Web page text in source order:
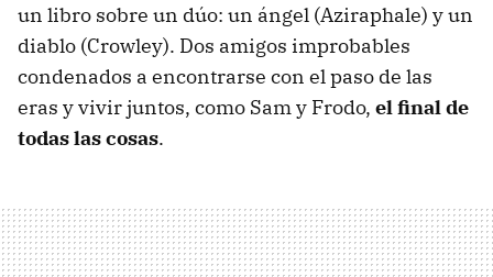
un libro sobre un dúo: un ángel (Aziraphale) y un
diablo (Crowley). Dos amigos improbables
condenados a encontrarse con el paso de las
eras y vivir juntos, como Sam y Frodo, el final de
todas las cosas.